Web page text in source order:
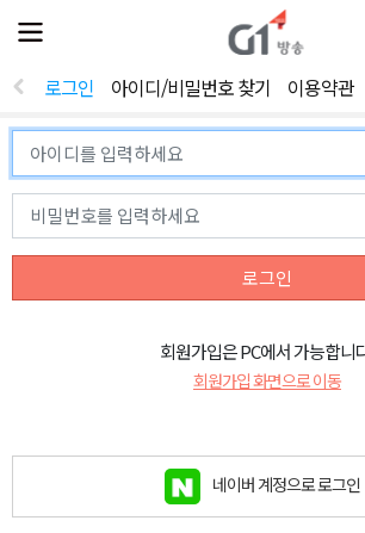
전
체
뉴
열
로그인 아이디/비밀번호 찾기 이용약관
로그인
회원가입은 PC에서 가능합니
회원가입 화면으로 이동
네이버 계정으로 로그인